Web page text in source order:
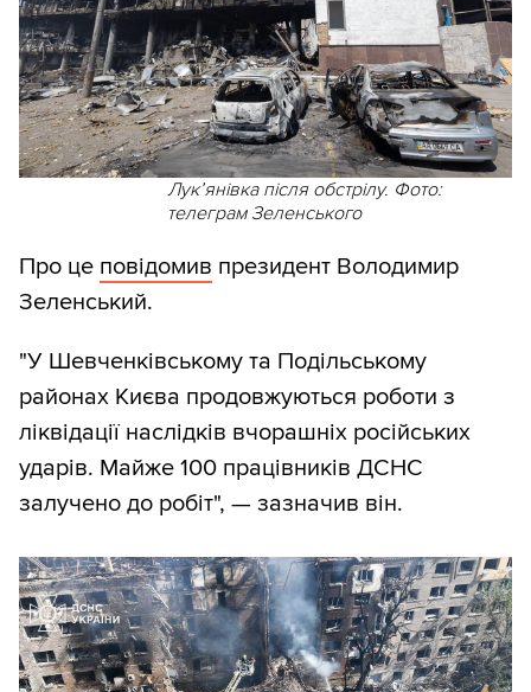
Лукʼянівка після обстрілу. Фото:
телеграм Зеленського
Про це повідомив президент Володимир
Зеленський.
"У Шевченківському та Подільському
районах Києва продовжуються роботи з
ліквідації наслідків вчорашніх російських
ударів. Майже 100 працівників ДСНС
залучено до робіт", — зазначив він.